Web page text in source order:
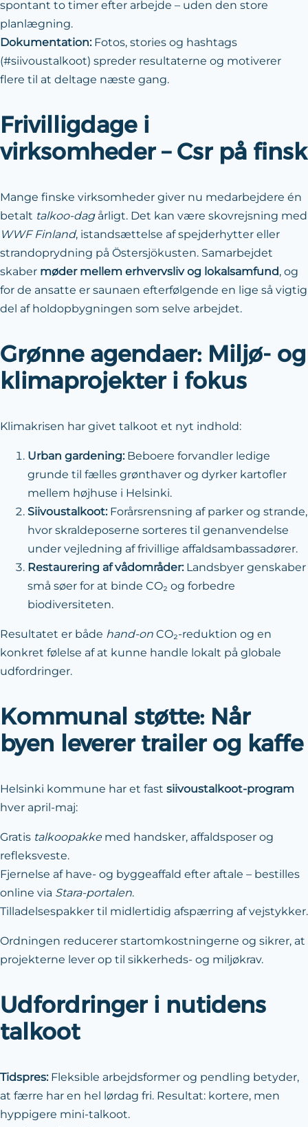
spontant to timer efter arbejde – uden den store
planlægning.
Dokumentation:Fotos, stories og hashtags
(#siivoustalkoot) spreder resultaterne og motiverer
flere til at deltage næste gang.
Frivilligdage i
virksomheder – Csr på finsk
Mange finske virksomheder giver nu medarbejdere én
betalt talkoo-dagårligt. Det kan være skovrejsning med
WWF Finland, istandsættelse af spejder­hytter eller
strand­oprydning på Östersjökusten. Samarbejdet
skaber møder mellem erhvervsliv og lokalsamfund, og
for de ansatte er saunaen efterfølgende en lige så vigtig
del af hold­opbygningen som selve arbejdet.
Grønne agendaer: Miljø- og
klimaprojekter i fokus
Klimakrisen har givet talkoot et nyt indhold:
Urban gardening:Beboere forvandler ledige
grunde til fælles grønt­haver og dyrker kartofler
mellem højhuse i Helsinki.
Siivoustalkoot:Forårs­rensning af parker og strande,
hvor skralde­poserne sorteres til genanvendelse
under vejledning af frivillige affalds­ambassadører.
Restaurering af vådområder:Landsbyer genskaber
små søer for at binde CO₂ og forbedre
biodiversiteten.
Resultatet er både hand-on CO₂-reduktion og en
konkret følelse af at kunne handle lokalt på globale
udfordringer.
Kommunal støtte: Når
byen leverer trailer og kaffe
Helsinki kommune har et fast siivoustalkoot-program
hver april-maj:
Gratis talkoopakkemed handsker, affalds­poser og
refleks­veste.
Fjernelse af have- og byggeaffald efter aftale – bestilles
online via Stara-portalen.
Tilladelses­pakker til midlertidig afspærring af vejstykker.
Ordningen reducerer start­omkostningerne og sikrer, at
projekterne lever op til sikkerheds- og miljø­krav.
Udfordringer i nutidens
talkoot
Tidspres:Fleksible arbejds­former og pendling betyder,
at færre har en hel lørdag fri. Resultat: kortere, men
hyppigere mini-talkoot.